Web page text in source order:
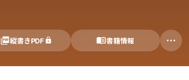
縦書きPDF 書籍情報